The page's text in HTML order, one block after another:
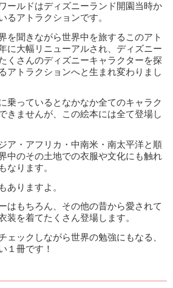
ールドはディズニーランド開園当時か
るアトラクションです。
を聞きながら世界中を旅するこのアト
に大幅リニューアルされ、ディズニー
くさんのディズニーキャラクターを探
アトラクションへと生まれ変わりまし
乗っているとなかなか全てのキャラク
きませんが、この絵本には全て登場し
ア・アフリカ・中南米・南太平洋と順
中のその土地での衣服や文化にも触れ
なります。
ありますよ。
はもちろん、その他の昔から愛されて
装を着てたくさん登場します。
ェックしながら世界の勉強にもなる、
１冊です！